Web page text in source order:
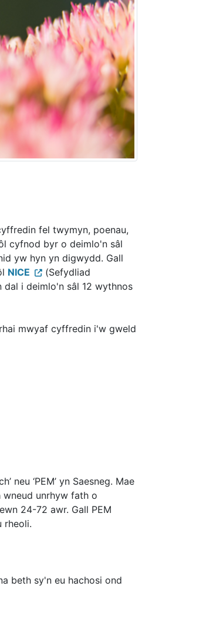
fel twymyn, poenau,
cyfnod byr o deimlo'n sâl
yw hyn yn digwydd. Gall
NICE
(Sefydliad
i deimlo'n sâl 12 wythnos
mwyaf cyffredin i'w gweld
neu ‘PEM’ yn Saesneg. Mae
unrhyw fath o
24-72 awr. Gall PEM
rheoli.
beth sy'n eu hachosi ond